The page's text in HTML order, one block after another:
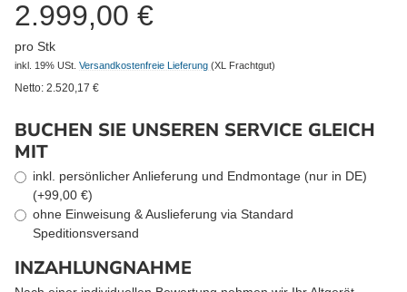
2.999,00 €
pro Stk
inkl. 19% USt. Versandkostenfreie Lieferung (XL Frachtgut)
Netto: 2.520,17 €
BUCHEN SIE UNSEREN SERVICE GLEICH
MIT
inkl. persönlicher Anlieferung und Endmontage (nur in DE)
(+99,00 €)
ohne Einweisung & Auslieferung via Standard
Speditionsversand
INZAHLUNGNAHME